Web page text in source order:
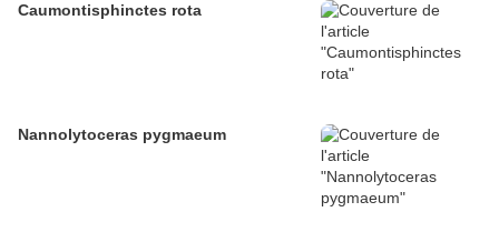
Caumontisphinctes rota
Nannolytoceras pygmaeum